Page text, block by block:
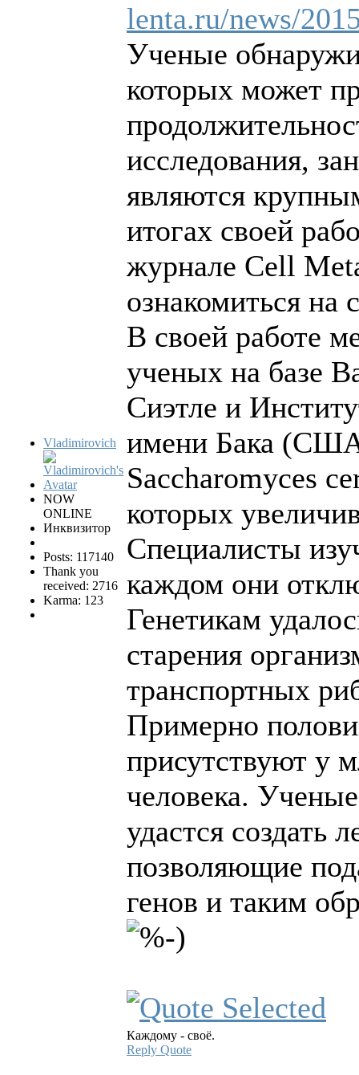
Vladimirovich
NOW
ONLINE
Инквизитор
Posts: 117140
Thank you
received: 2716
Karma: 123
lenta.ru/news/
Ученые
которых может
исследования,
являются
итогах своей
журнале Cell
ознакомиться на
В своей работе
ученых на базе
Сиэтле и
имени Бака
Saccharomyces
которых
Специалисты
каждом они
Генетикам
старения
транспортных
Примерно
присутствуют у
человека.
удастся создать
позволяющие
генов и таким
Каждому - своё.
Reply Quote